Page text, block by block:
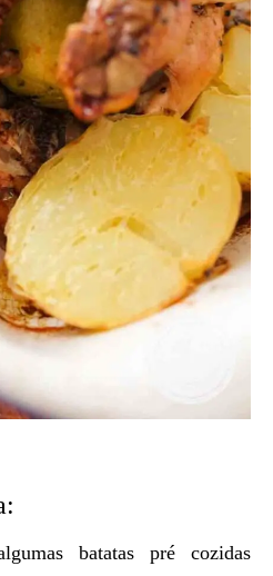
batatas pré cozidas